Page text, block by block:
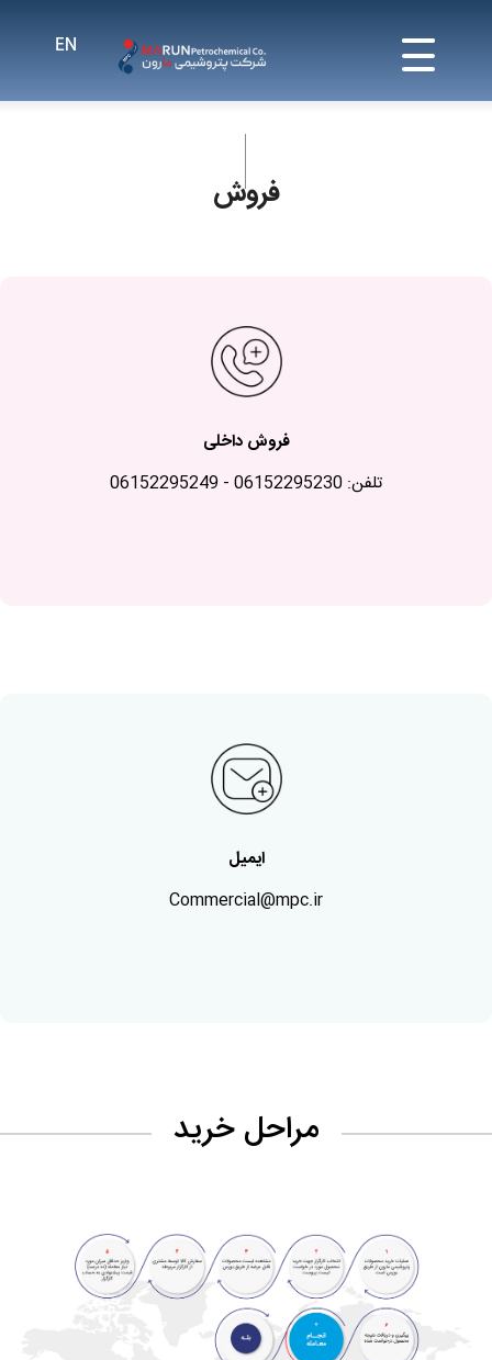
فروش
فروش داخلی
تلفن: 06152295230
-
06152295249
ایمیل
Commercial@mpc.ir
مراحل خرید